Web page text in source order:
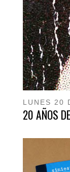
LUNES 20
20 AÑOS